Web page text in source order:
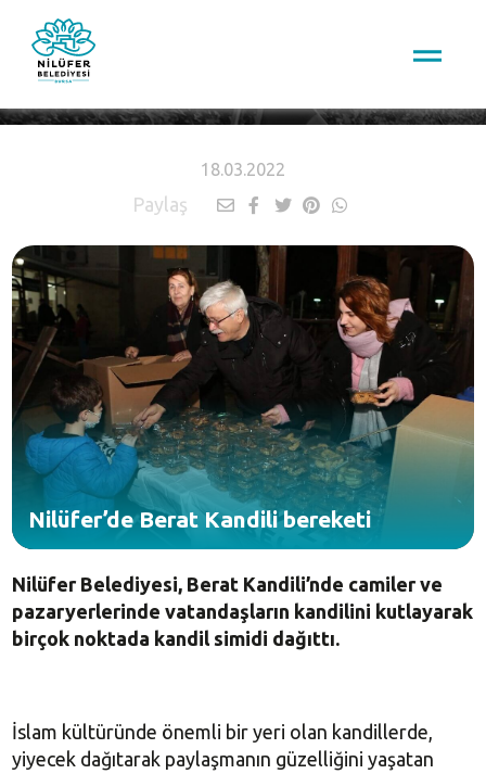
18.03.2022
Paylaş
Nilüfer’de Berat Kandili bereketi
Nilüfer Belediyesi, Berat Kandili’nde camiler ve
pazaryerlerinde vatandaşların kandilini kutlayarak
birçok noktada kandil simidi dağıttı.
İslam kültüründe önemli bir yeri olan kandillerde,
yiyecek dağıtarak paylaşmanın güzelliğini yaşatan